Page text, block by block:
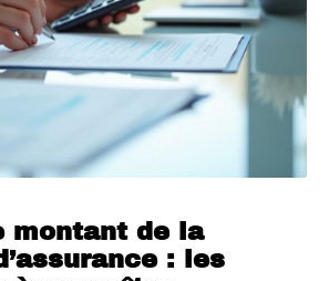
montant de la
: les